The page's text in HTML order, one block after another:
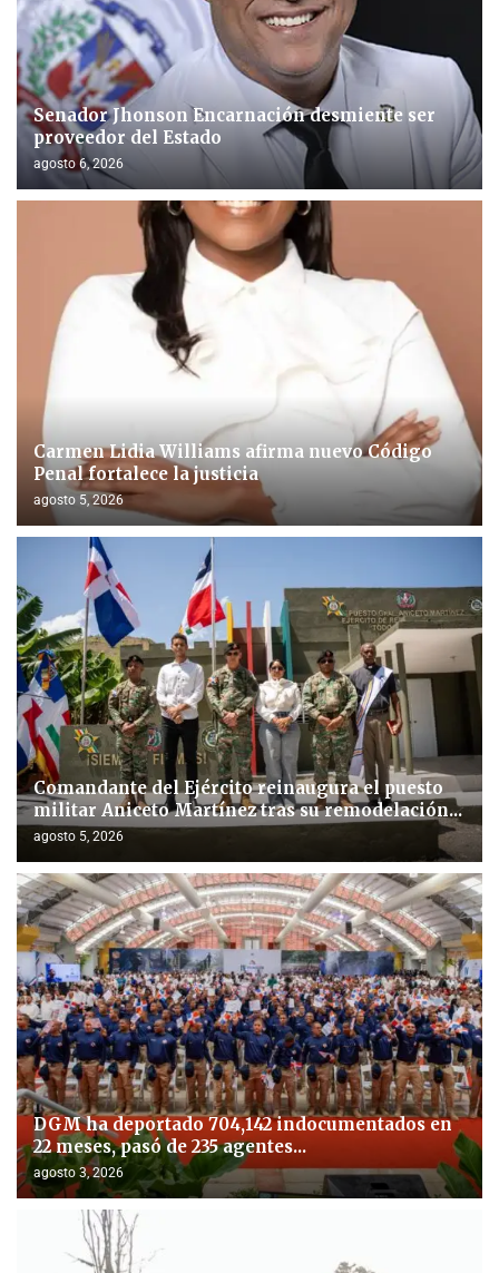
Senador Jhonson Encarnación desmiente ser
proveedor del Estado
agosto 6, 2026
Carmen Lidia Williams afirma nuevo Código
Penal fortalece la justicia
agosto 5, 2026
Comandante del Ejército reinaugura el puesto
militar Aniceto Martínez tras su remodelación...
agosto 5, 2026
DGM ha deportado 704,142 indocumentados en
22 meses, pasó de 235 agentes...
agosto 3, 2026